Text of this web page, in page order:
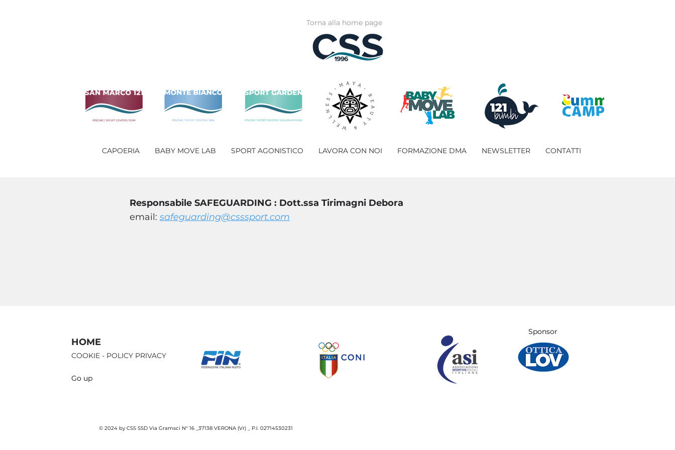
Torna alla home page
CAPOERIA BABY MOVE LAB SPORT AGONISTICO LAVORA CON NOI FORMAZIONE DMA NEWSLETTER CONTATTI
Responsabile SAFEGUARDING : Dott.ssa Tirimagni Debora
email: safeguarding@csssport.com
HOME
COOKIE - POLICY PRIVACY
Go up
Sponsor
© 2024 by CSS SSD Via Gramsci N° 16 _37138 VERONA (Vr) _ P.I. 02714530231